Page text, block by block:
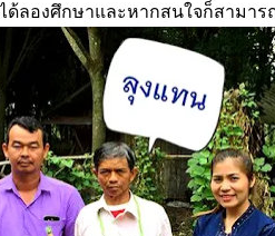
ลองศึกษาและหากสนใจก็สามาร